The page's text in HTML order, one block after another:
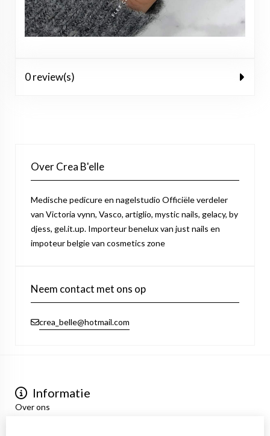
0 review(s)
Over Crea B'elle
Medische pedicure en nagelstudio Officiële verdeler
van Victoria vynn, Vasco, artiglio, mystic nails, gelacy, by
djess, gel.it.up. Importeur benelux van just nails en
impoteur belgie van cosmetics zone
Neem contact met ons op
crea_belle@hotmail.com
Informatie
Over ons